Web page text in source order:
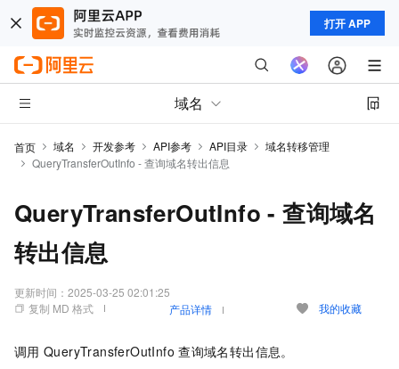
打开 APP
域名
首页 域名 开发参考 API参考 API目录
域名转移管理
QueryTransferOutInfo - 查询域名转出信息
QueryTransferOutInfo - 查询域名
转出信息
更新时间： 2025-03-25 02:01:25
复制 MD 格式
产品详情 我的收藏
调用 QueryTransferOutInfo 查询域名转出信息。